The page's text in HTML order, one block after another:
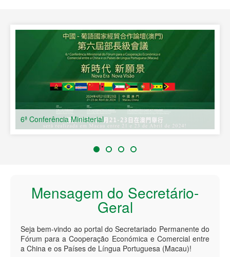
6ª Conferência Ministerial
Mensagem do Secretário-
Geral
Seja bem-vindo ao portal do Secretariado Permanente do
Fórum para a Cooperação Económica e Comercial entre
a China e os Países de Língua Portuguesa (Macau)!